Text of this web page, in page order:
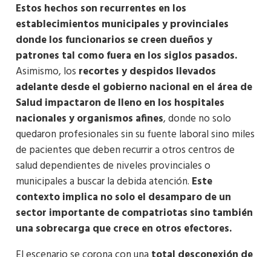
Estos hechos son recurrentes en los
establecimientos municipales y provinciales
donde los funcionarios se creen dueños y
patrones tal como fuera en los siglos pasados.
Asimismo, los recortes y despidos llevados
adelante desde el gobierno nacional en el área de
Salud impactaron de lleno en los hospitales
nacionales y organismos afines, donde no solo
quedaron profesionales sin su fuente laboral sino miles
de pacientes que deben recurrir a otros centros de
salud dependientes de niveles provinciales o
municipales a buscar la debida atención. Este
contexto implica no solo el desamparo de un
sector importante de compatriotas sino también
una sobrecarga que crece en otros efectores.